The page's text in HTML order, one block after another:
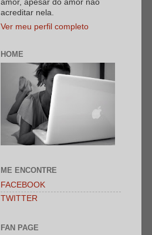
amor, apesar do amor não
acreditar nela.
Ver meu perfil completo
HOME
ME ENCONTRE
FACEBOOK
TWITTER
FAN PAGE